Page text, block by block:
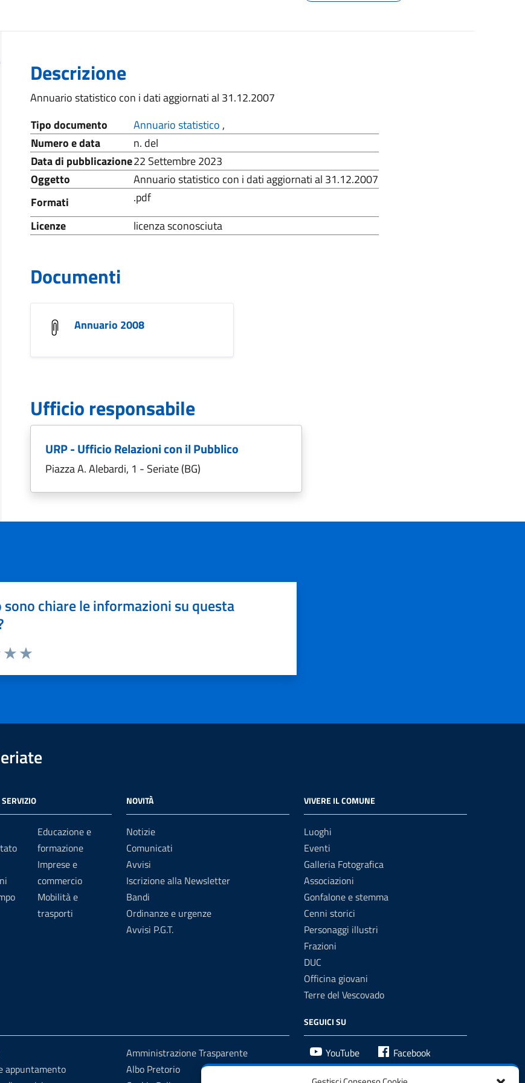
Descrizione
Annuario statistico con i dati aggiornati al 31.12.2007
Tipo documento
Annuario statistico ,
Numero e data
n. del
Data di pubblicazione22 Settembre 2023
Oggetto
Annuario statistico con i dati aggiornati al 31.12.2007
Formati
.pdf
Licenze
licenza sconosciuta
Documenti
Annuario 2008
Ufficio responsabile
URP - Ufficio Relazioni con il Pubblico
Piazza A. Alebardi, 1 - Seriate (BG)
sono chiare le informazioni su questa
Educazione e
formazione
Imprese e
commercio
Mobilità e
trasporti
NOVITÀ
Notizie
Comunicati
Avvisi
Iscrizione alla Newsletter
Bandi
Ordinanze e urgenze
Avvisi P.G.T.
VIVERE IL COMUNE
Luoghi
Eventi
Galleria Fotografica
Associazioni
Gonfalone e stemma
Cenni storici
Personaggi illustri
Frazioni
DUC
Officina giovani
Terre del Vescovado
appuntamento
Amministrazione Trasparente
Albo Pretorio
SEGUICI SU
YouTube Facebook